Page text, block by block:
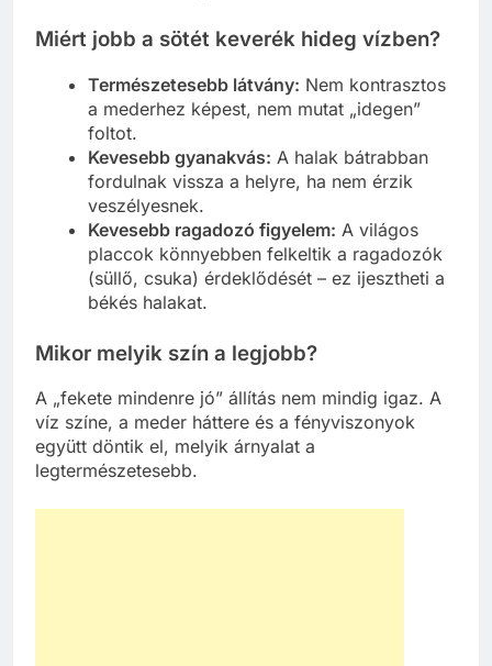
Miért jobb a sötét keverék hideg vízben?
Természetesebb látvány: Nem kontrasztos
a mederhez képest, nem mutat „idegen”
foltot.
Kevesebb gyanakvás: A halak bátrabban
fordulnak vissza a helyre, ha nem érzik
veszélyesnek.
Kevesebb ragadozó figyelem: A világos
placcok könnyebben felkeltik a ragadozók
(süllő, csuka) érdeklődését – ez ijesztheti a
békés halakat.
Mikor melyik szín a legjobb?
A „fekete mindenre jó” állítás nem mindig igaz. A
víz színe, a meder háttere és a fényviszonyok
együtt döntik el, melyik árnyalat a
legtermészetesebb.